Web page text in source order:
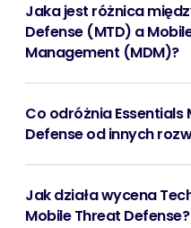
Jaka jest różnica
Defense (MTD) a
Management (MDM)?
Co odróżnia Essentials
Defense od innych
Jak działa wycena
Mobile Threat Defense?